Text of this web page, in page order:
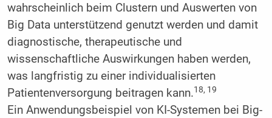
wahrscheinlich beim Clustern und Auswerten von
Big Data unterstützend genutzt werden und damit
diagnostische, therapeutische und
wissenschaftliche Auswirkungen haben werden,
was langfristig zu einer individualisierten
Patientenversorgung beitragen kann.18, 19
Ein Anwendungsbeispiel von KI-Systemen bei Big-